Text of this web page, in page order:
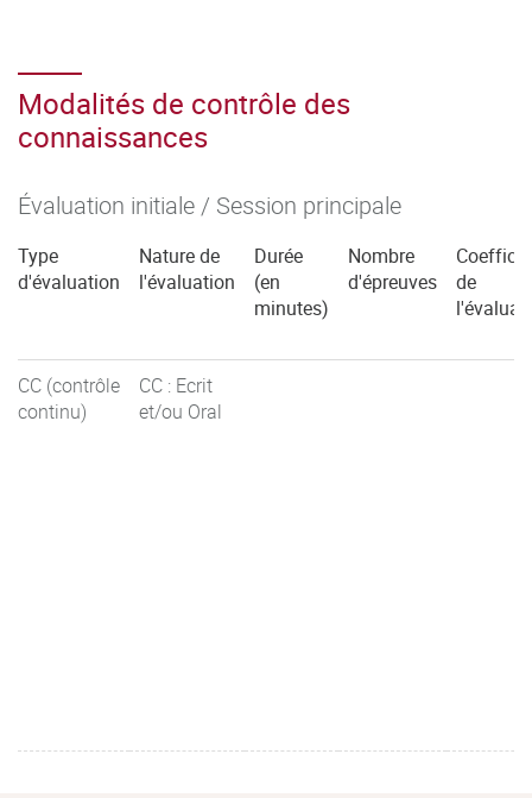
Modalités de contrôle des
connaissances
Évaluation initiale / Session principale
Type
d'évaluation
Nature de
l'évaluation
Durée
(en
minutes)
Nombre
d'épreuves
de
CC (contrôle
continu)
CC : Ecrit
et/ou Oral